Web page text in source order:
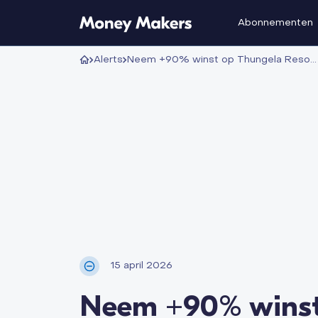
Abonnementen
Alerts Neem +90% winst op Thungela Resources na 6 maanden
15 april 2026
Neem +90%